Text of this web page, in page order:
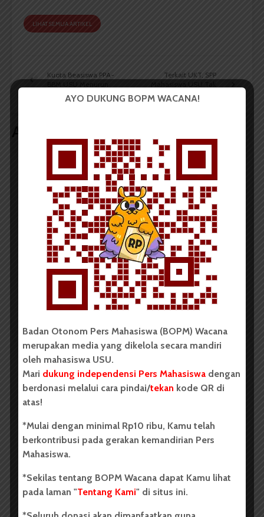
LIHAT SEMUA ARTIKEL
Kuota Beasiswa PPA-
Terkait UKT, SPP
Akan Naik
Dua Mahasiswa Sastra Indonesia
USU Raih Juara pada Festival
Literasi Sumatera Utara 2026
Dark Mode | Moda Gelap
Oleh: Iyusarah Pakpahan USU, wacana.org – Dua...
Redaksi 2 menit waktu baca
Dua Mahasiswa Etnomusikologi
USU Torehkan Prestasi di
PEKSIMIDA 2026
Redaksi 2 menit waktu baca
AYO DUKUNG BOPM WACANA!
Badan Otonom Pers Mahasiswa (BOPM) Wacana
merupakan media yang dikelola secara mandiri
oleh mahasiswa USU.
Mari dukung independensi Pers Mahasiswa dengan
berdonasi melalui cara pindai/tekan kode QR di
atas!
*Mulai dengan minimal Rp10 ribu, Kamu telah
berkontribusi pada gerakan kemandirian Pers
Mahasiswa.
*Sekilas tentang BOPM Wacana dapat Kamu lihat
pada laman "Tentang Kami" di situs ini.